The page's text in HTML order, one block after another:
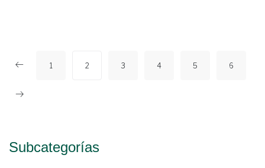
1 2 3 4 5 6
Subcategorías